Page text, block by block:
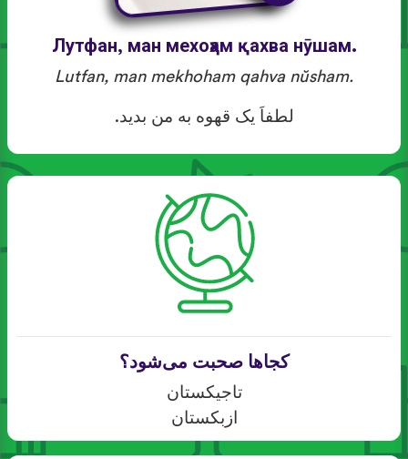
Лутфан, ман мехоҳам қахва нӯшам.
Lutfan, man mekhoham qahva nŭsham.
لطفاَ یک قهوه به من بدید.
کجاها صحبت می‌شود؟
تاجیکستان
ازبکستان